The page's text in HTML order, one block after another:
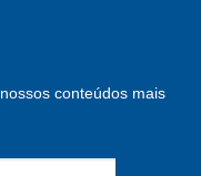
conteúdos mais